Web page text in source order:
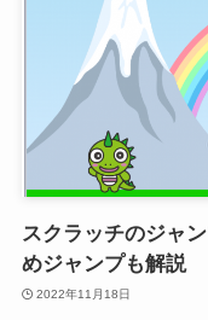
スクラッチのジャ
めジャンプも解説
2022年11月18日